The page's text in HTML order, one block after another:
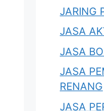
JARING
JASA
JASA
JASA
RENANG
JASA